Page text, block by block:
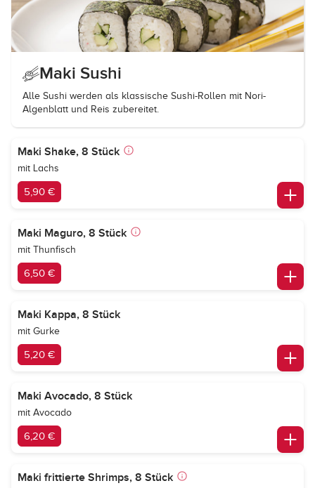
Maki Sushi
Alle Sushi werden als klassische Sushi-Rollen mit Nori-
Algenblatt und Reis zubereitet.
Maki Shake, 8 Stück
mit Lachs
5,90 €
Maki Maguro, 8 Stück
mit Thunfisch
6,50 €
Maki Kappa, 8 Stück
mit Gurke
5,20 €
Maki Avocado, 8 Stück
mit Avocado
6,20 €
Maki frittierte Shrimps, 8 Stück